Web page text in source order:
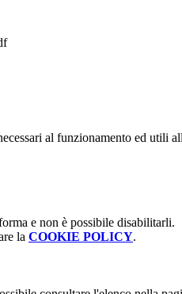
al funzionamento ed utili
e non è possibile disabilitarli.
la COOKIE POLICY.